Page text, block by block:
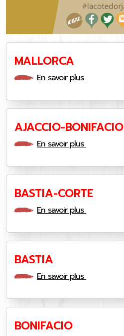
MALLORCA
En savoir plus
AJACCIO-BONIFACIO
En savoir plus
BASTIA-CORTE
En savoir plus
BASTIA
En savoir plus
BONIFACIO